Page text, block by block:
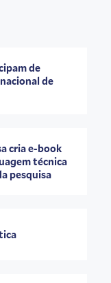
de
de
cria e-book
técnica
pesquisa